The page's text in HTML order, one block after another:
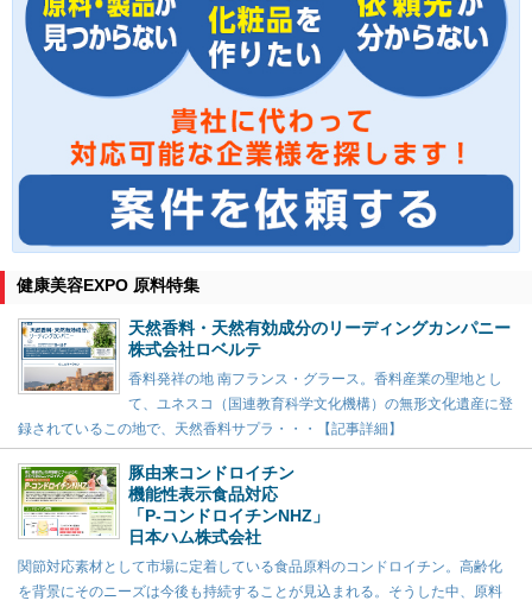
健康美容EXPO 原料特集
天然香料・天然有効成分のリーディングカンパニー
株式会社ロベルテ
香料発祥の地 南フランス・グラース。香料産業の聖地とし
て、ユネスコ（国連教育科学文化機構）の無形文化遺産に登
録されているこの地で、天然香料サプラ・・・【記事詳細】
豚由来コンドロイチン
機能性表示食品対応
「P-コンドロイチンNHZ」
日本ハム株式会社
関節対応素材として市場に定着している食品原料のコンドロイチン。高齢化
を背景にそのニーズは今後も持続することが見込まれる。そうした中、原料